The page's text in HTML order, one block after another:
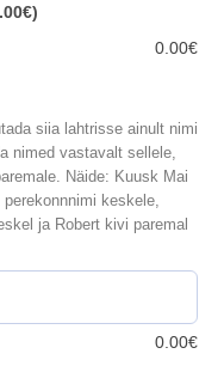
0.00€
siia lahtrisse ainult nimi
nimed vastavalt sellele,
Näide: Kuusk Mai
keskele,
ja Robert kivi paremal
0.00€